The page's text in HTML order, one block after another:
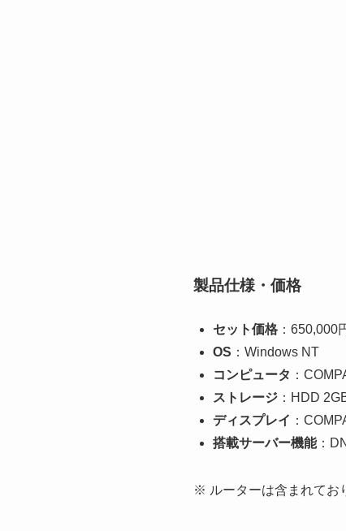
製品仕様・価格
セット価格 ：650,000
OS ：Windows NT
コンピュータ ：
ストレージ ：HDD
ディスプレイ ：
搭載サーバー機能：
※ ルーターは含まれてお